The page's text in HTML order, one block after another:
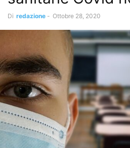
Di redazione - Ottobre 28, 2020